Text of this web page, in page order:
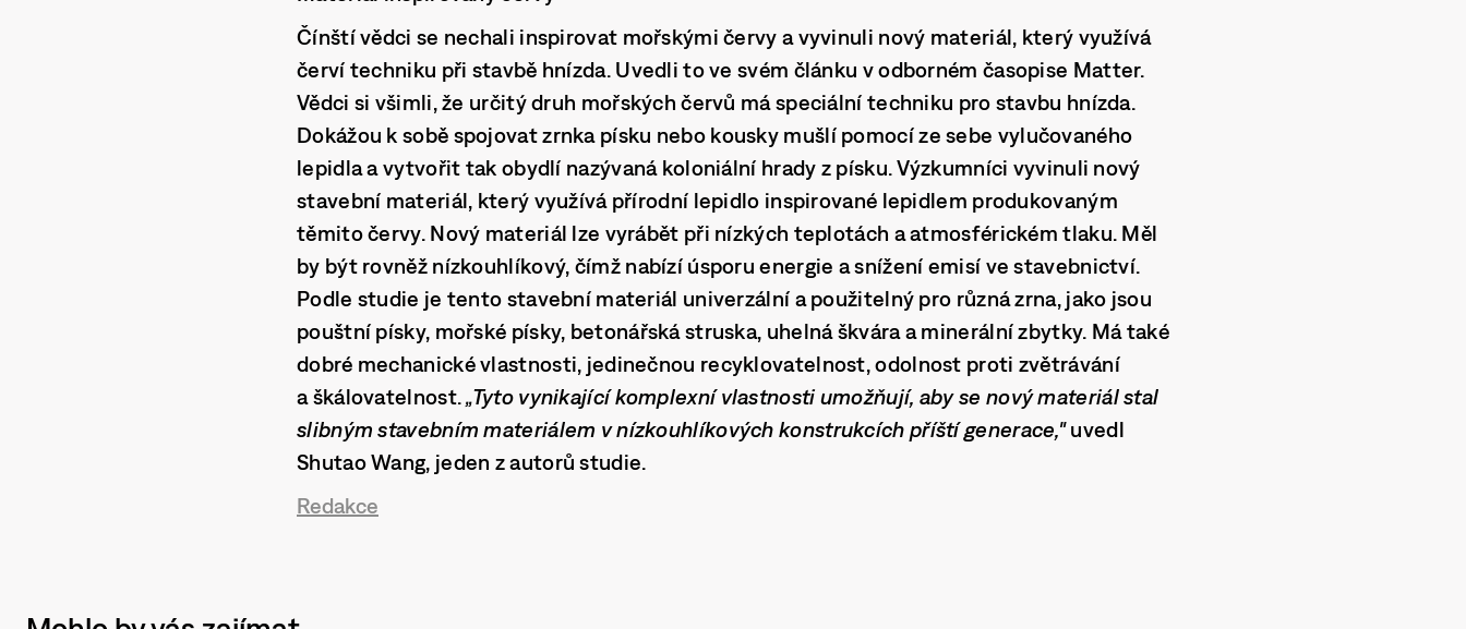
Čínští vědci se nechali inspirovat mořskými červy a vyvinuli nový materiál, který využívá
červí techniku při stavbě hnízda. Uvedli to ve svém článku v odborném časopise Matter.
Vědci si všimli, že určitý druh mořských červů má speciální techniku pro stavbu hnízda.
Dokážou k sobě spojovat zrnka písku nebo kousky mušlí pomocí ze sebe vylučovaného
lepidla a vytvořit tak obydlí nazývaná koloniální hrady z písku. Výzkumníci vyvinuli nový
stavební materiál, který využívá přírodní lepidlo inspirované lepidlem produkovaným
těmito červy. Nový materiál lze vyrábět při nízkých teplotách a atmosférickém tlaku. Měl
by být rovněž nízkouhlíkový, čímž nabízí úsporu energie a snížení emisí ve stavebnictví.
Podle studie je tento stavební materiál univerzální a použitelný pro různá zrna, jako jsou
pouštní písky, mořské písky, betonářská struska, uhelná škvára a minerální zbytky. Má také
dobré mechanické vlastnosti, jedinečnou recyklovatelnost, odolnost proti zvětrávání
a škálovatelnost.„Tyto vynikající komplexní vlastnosti umožňují, aby se nový materiál stal
slibným stavebním materiálem v nízkouhlíkových konstrukcích příští generace,"uvedl
Shutao Wang, jeden z autorů studie.
Redakce